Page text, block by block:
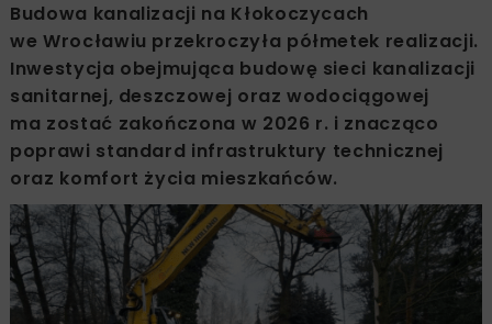
Budowa kanalizacji na Kłokoczycach
we Wrocławiu przekroczyła półmetek realizacji.
Inwestycja obejmująca budowę sieci kanalizacji
sanitarnej, deszczowej oraz wodociągowej
ma zostać zakończona w 2026 r. i znacząco
poprawi standard infrastruktury technicznej
oraz komfort życia mieszkańców.